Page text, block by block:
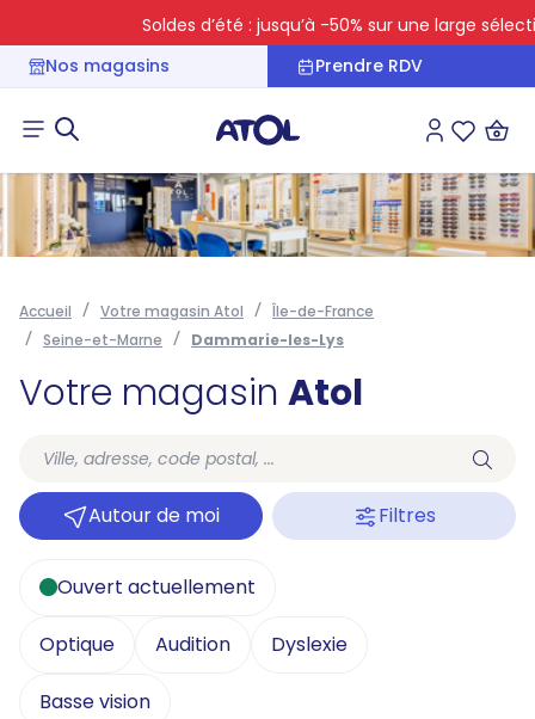
Soldes d’été : jusqu’à -50% sur une large sélection
Nos magasins
Prendre RDV
Connexion
Accueil Votre magasin Atol
Île-de-France
Seine-et-Marne
Dammarie-les-Lys
Votre magasin Atol
Autour de moi Filtres
Ouvert actuellement
Optique Audition Dyslexie
Basse vision